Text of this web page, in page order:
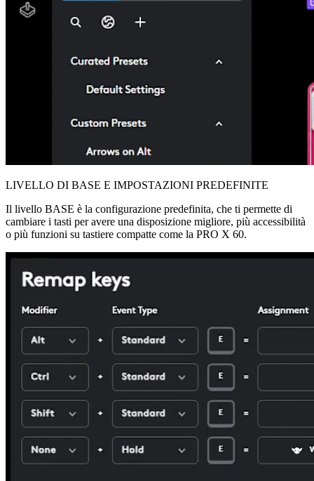
LIVELLO DI BASE E IMPOSTAZIONI PREDEFINITE
Il livello BASE è la configurazione predefinita, che ti permette di
cambiare i tasti per avere una disposizione migliore, più accessibilità
o più funzioni su tastiere compatte come la PRO X 60.